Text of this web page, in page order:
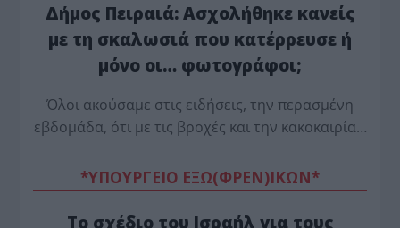
Δήμος Πειραιά: Ασχολήθηκε κανείς
με τη σκαλωσιά που κατέρρευσε ή
μόνο οι… φωτογράφοι;
Όλοι ακούσαμε στις ειδήσεις, την περασμένη
εβδομάδα, ότι με τις βροχές και την κακοκαιρία…
*ΥΠΟΥΡΓΕΙΟ ΕΞΩ(ΦΡΕΝ)ΙΚΩΝ*
Το σχέδιο του Ισραήλ για τους